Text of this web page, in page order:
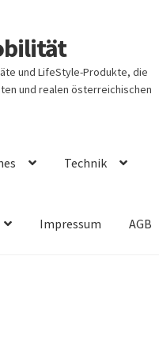
und LifeStyle-Produkte, die
und realen österreichischen
Technik
Impressum AGB